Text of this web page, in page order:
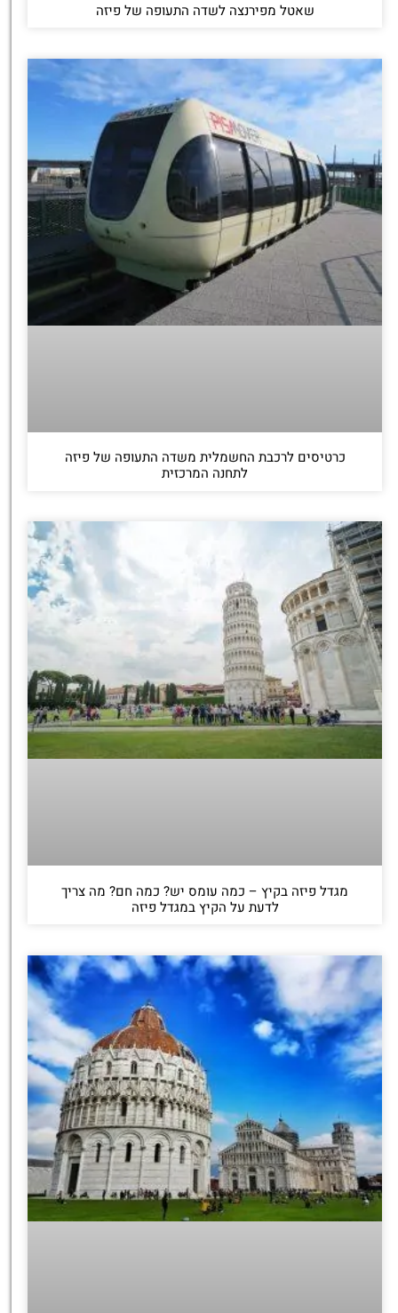
שאטל מפירנצה לשדה התעופה של פיזה
כרטיסים לרכבת החשמלית משדה התעופה של פיזה
לתחנה המרכזית
מגדל פיזה בקיץ – כמה עומס יש? כמה חם? מה צריך
לדעת על הקיץ במגדל פיזה